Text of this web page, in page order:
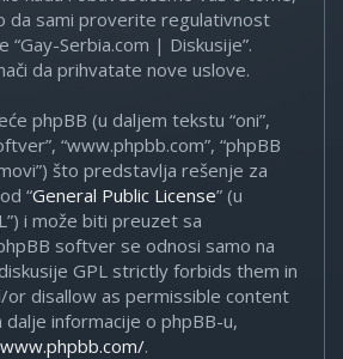
da sami proverite regulativnost
“Gay-Serbia.com | Diskusije”.
da prihvatate nove uslove.
phpBB (u daljem tekstu “oni”,
“www.phpbb.com”, “phpBB
što predstavlja rešenje za
“General Public License” (u
i može biti preuzet sa
softver se odnosi samo na
GPL strictly forbids them in
or disallow as permissible content
informacije o phpBB-u,
.